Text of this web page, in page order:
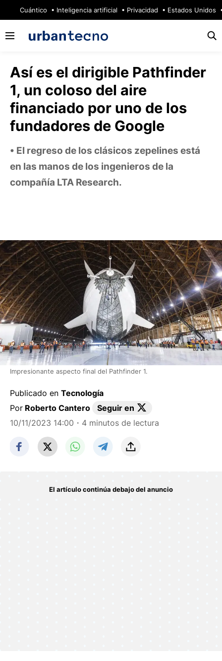
Cuántico Inteligencia artificial Privacidad Estados Unidos
Así es el dirigible Pathfinder
1, un coloso del aire
financiado por uno de los
fundadores de Google
El regreso de los clásicos zepelines está
en las manos de los ingenieros de la
compañía LTA Research.
Impresionante aspecto final del Pathfinder 1.
Publicado en Tecnología
Por Roberto Cantero
Seguir en
10/11/2023 14:00 ・4 minutos de lectura